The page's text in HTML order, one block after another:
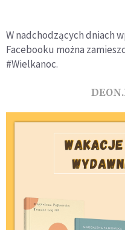
W nadchodzących dniach
Facebooku można
#Wielkanoc.